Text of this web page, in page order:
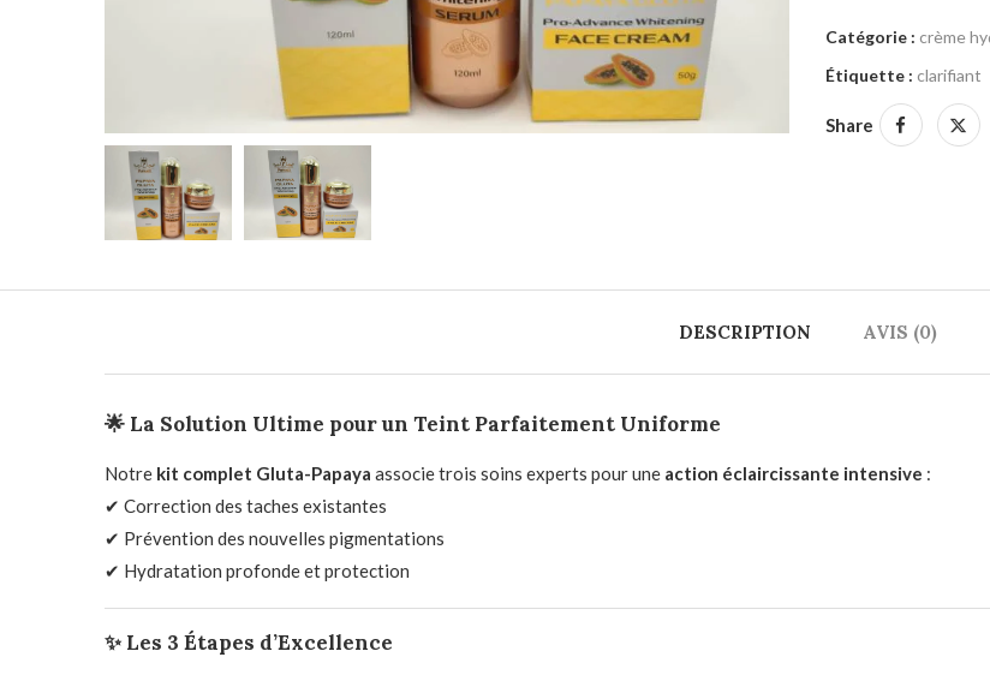
Catégorie : crème
Étiquette : clarifiant
Share
DESCRIPTION AVIS (0)
🌟 La Solution Ultime pour un Teint Parfaitement Uniforme
Notre kit complet Gluta-Papaya associe trois soins experts pour une action éclaircissante intensive :
✔ Correction des taches existantes
✔ Prévention des nouvelles pigmentations
✔ Hydratation profonde et protection
✨ Les 3 Étapes d’Excellence